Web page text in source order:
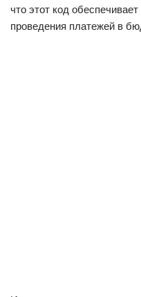
что этот код
проведения платежей в